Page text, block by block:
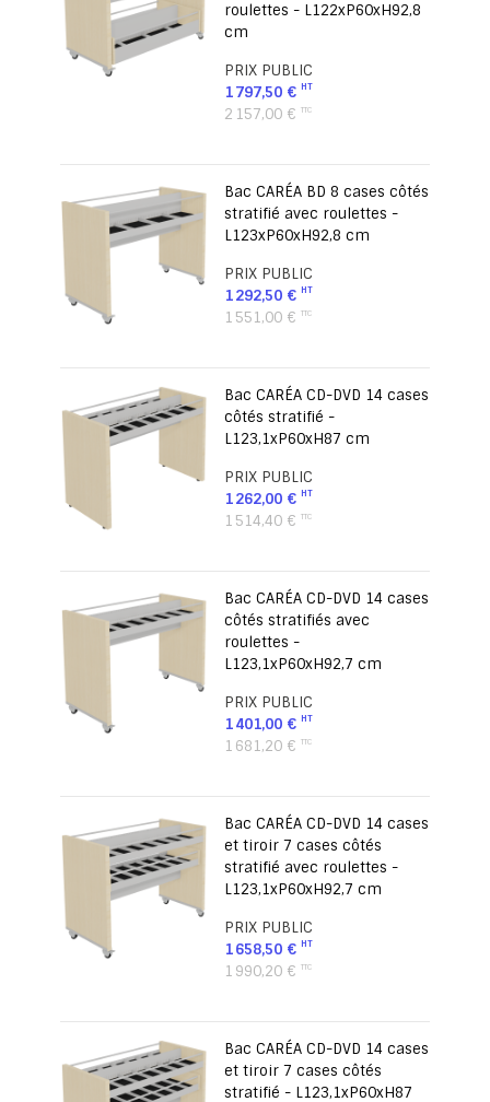
roulettes - L122xP60xH92,8
cm
PRIX PUBLIC
1 797,50 €
2 157,00 €
Bac CARÉA BD 8 cases côtés
stratifié avec roulettes -
L123xP60xH92,8 cm
PRIX PUBLIC
1 292,50 €
1 551,00 €
Bac CARÉA CD-DVD 14 cases
côtés stratifié -
L123,1xP60xH87 cm
PRIX PUBLIC
1 262,00 €
1 514,40 €
Bac CARÉA CD-DVD 14 cases
côtés stratifiés avec
roulettes -
L123,1xP60xH92,7 cm
PRIX PUBLIC
1 401,00 €
1 681,20 €
Bac CARÉA CD-DVD 14 cases
et tiroir 7 cases côtés
stratifié avec roulettes -
L123,1xP60xH92,7 cm
PRIX PUBLIC
1 658,50 €
1 990,20 €
Bac CARÉA CD-DVD 14 cases
et tiroir 7 cases côtés
stratifié - L123,1xP60xH87